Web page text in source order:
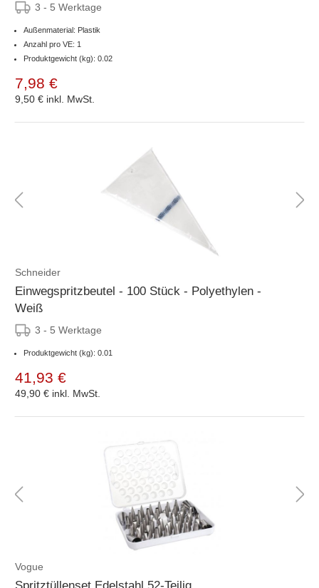
3 - 5 Werktage
Außenmaterial: Plastik
Anzahl pro VE: 1
Produktgewicht (kg): 0.02
7,98 €
9,50 € inkl. MwSt.
Schneider
Einwegspritzbeutel - 100 Stück - Polyethylen -
Weiß
3 - 5 Werktage
Produktgewicht (kg): 0.01
41,93 €
49,90 € inkl. MwSt.
Vogue